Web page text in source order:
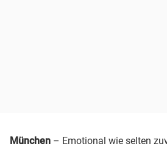
München – Emotional wie selten